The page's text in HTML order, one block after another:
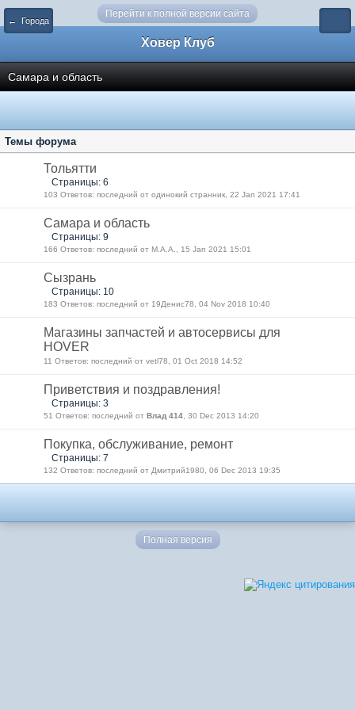
Перейти к полной версии сайта
← Города
Ховер Клуб
Самара и область
Темы форума
Тольятти
Страницы: 6
103 Ответов: последний от одинокий странник, 22 Jan 2021 17:41
Самара и область
Страницы: 9
166 Ответов: последний от М.А.А., 15 Jan 2021 15:01
Сызрань
Страницы: 10
183 Ответов: последний от 19Денис78, 04 Nov 2018 10:40
Магазины запчастей и автосервисы для
HOVER
11 Ответов: последний от vetl78, 01 Oct 2018 14:52
Приветствия и поздравления!
Страницы: 3
51 Ответов: последний от Влад 414 , 30 Dec 2013 14:20
Покупка, обслуживание, ремонт
Страницы: 7
132 Ответов: последний от Дмитрий1980, 06 Dec 2013 19:35
Полная версия